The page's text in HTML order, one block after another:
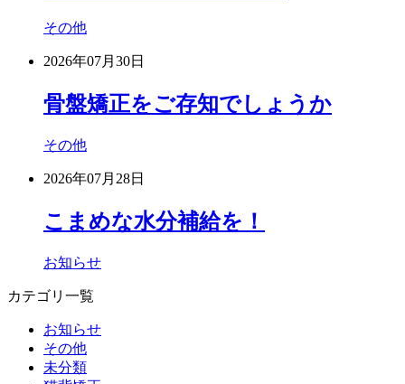
その他
2026年07月30日
骨盤矯正をご存知でしょうか
その他
2026年07月28日
こまめな水分補給を！
お知らせ
カテゴリ一覧
お知らせ
その他
未分類